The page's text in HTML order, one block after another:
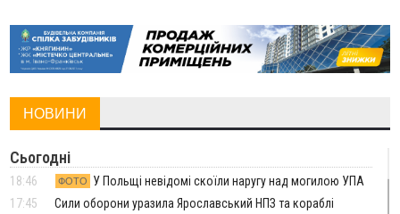
НОВИНИ
Сьогодні
18:46 ФОТО
У Польщі невідомі скоїли наругу над могилою УПА
17:45
Сили оборони уразила Ярославський НПЗ та кораблі